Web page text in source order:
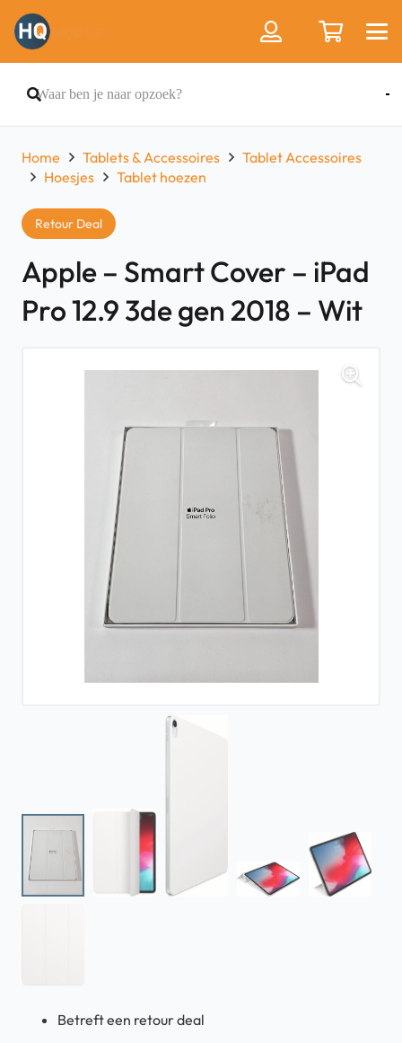
Home Tablets & Accessoires
Tablet Accessoires
Hoesjes
Tablet hoezen
Retour Deal
Apple – Smart Cover – iPad
Pro 12.9 3de gen 2018 – Wit
Betreft een retour deal